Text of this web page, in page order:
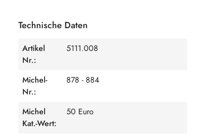
Technische Daten
Artikel
Nr.:
5111.008
Michel-
Nr.:
878 - 884
Michel
Kat.-Wert:
50 Euro